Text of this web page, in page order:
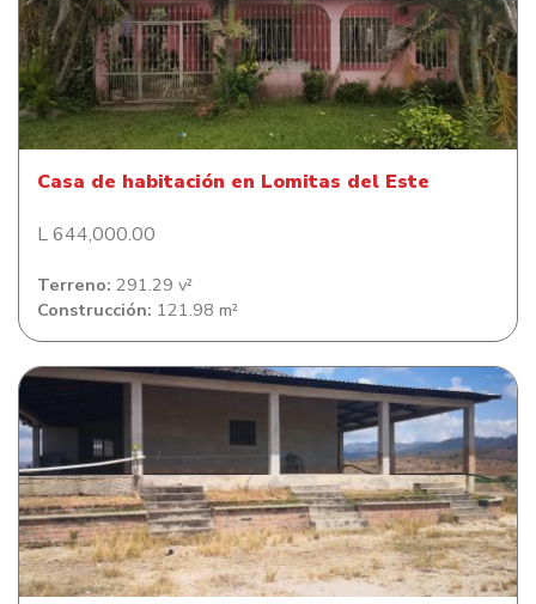
Casa de habitación en Lomitas del Este
Casa de habitación en Lomitas del Este
L 644,000.00
Terreno: 291.29 v²
Construcción: 121.98 m²
Casa en El Aceituno